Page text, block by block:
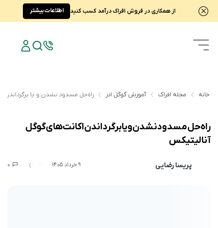
از همکاری در فروش افراک درآمد کسب کنید اطلاعات بیشتر
خانه مجله افراک آموزش گوگل ادز راه‌حل مسدود نشدن و یا برگرداندن
راه‌حل مسدود نشدن و یا برگرداندن اکانت‌های گوگل
آنالیتیکس
پریسا رضایی 9 خرداد 1405